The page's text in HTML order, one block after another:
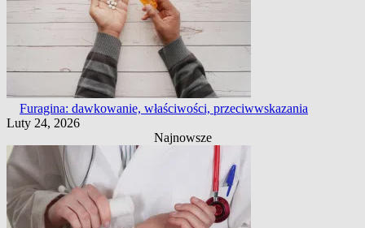
Furagina: dawkowanie, właściwości, przeciwwskazania
Luty 24, 2026
Najnowsze